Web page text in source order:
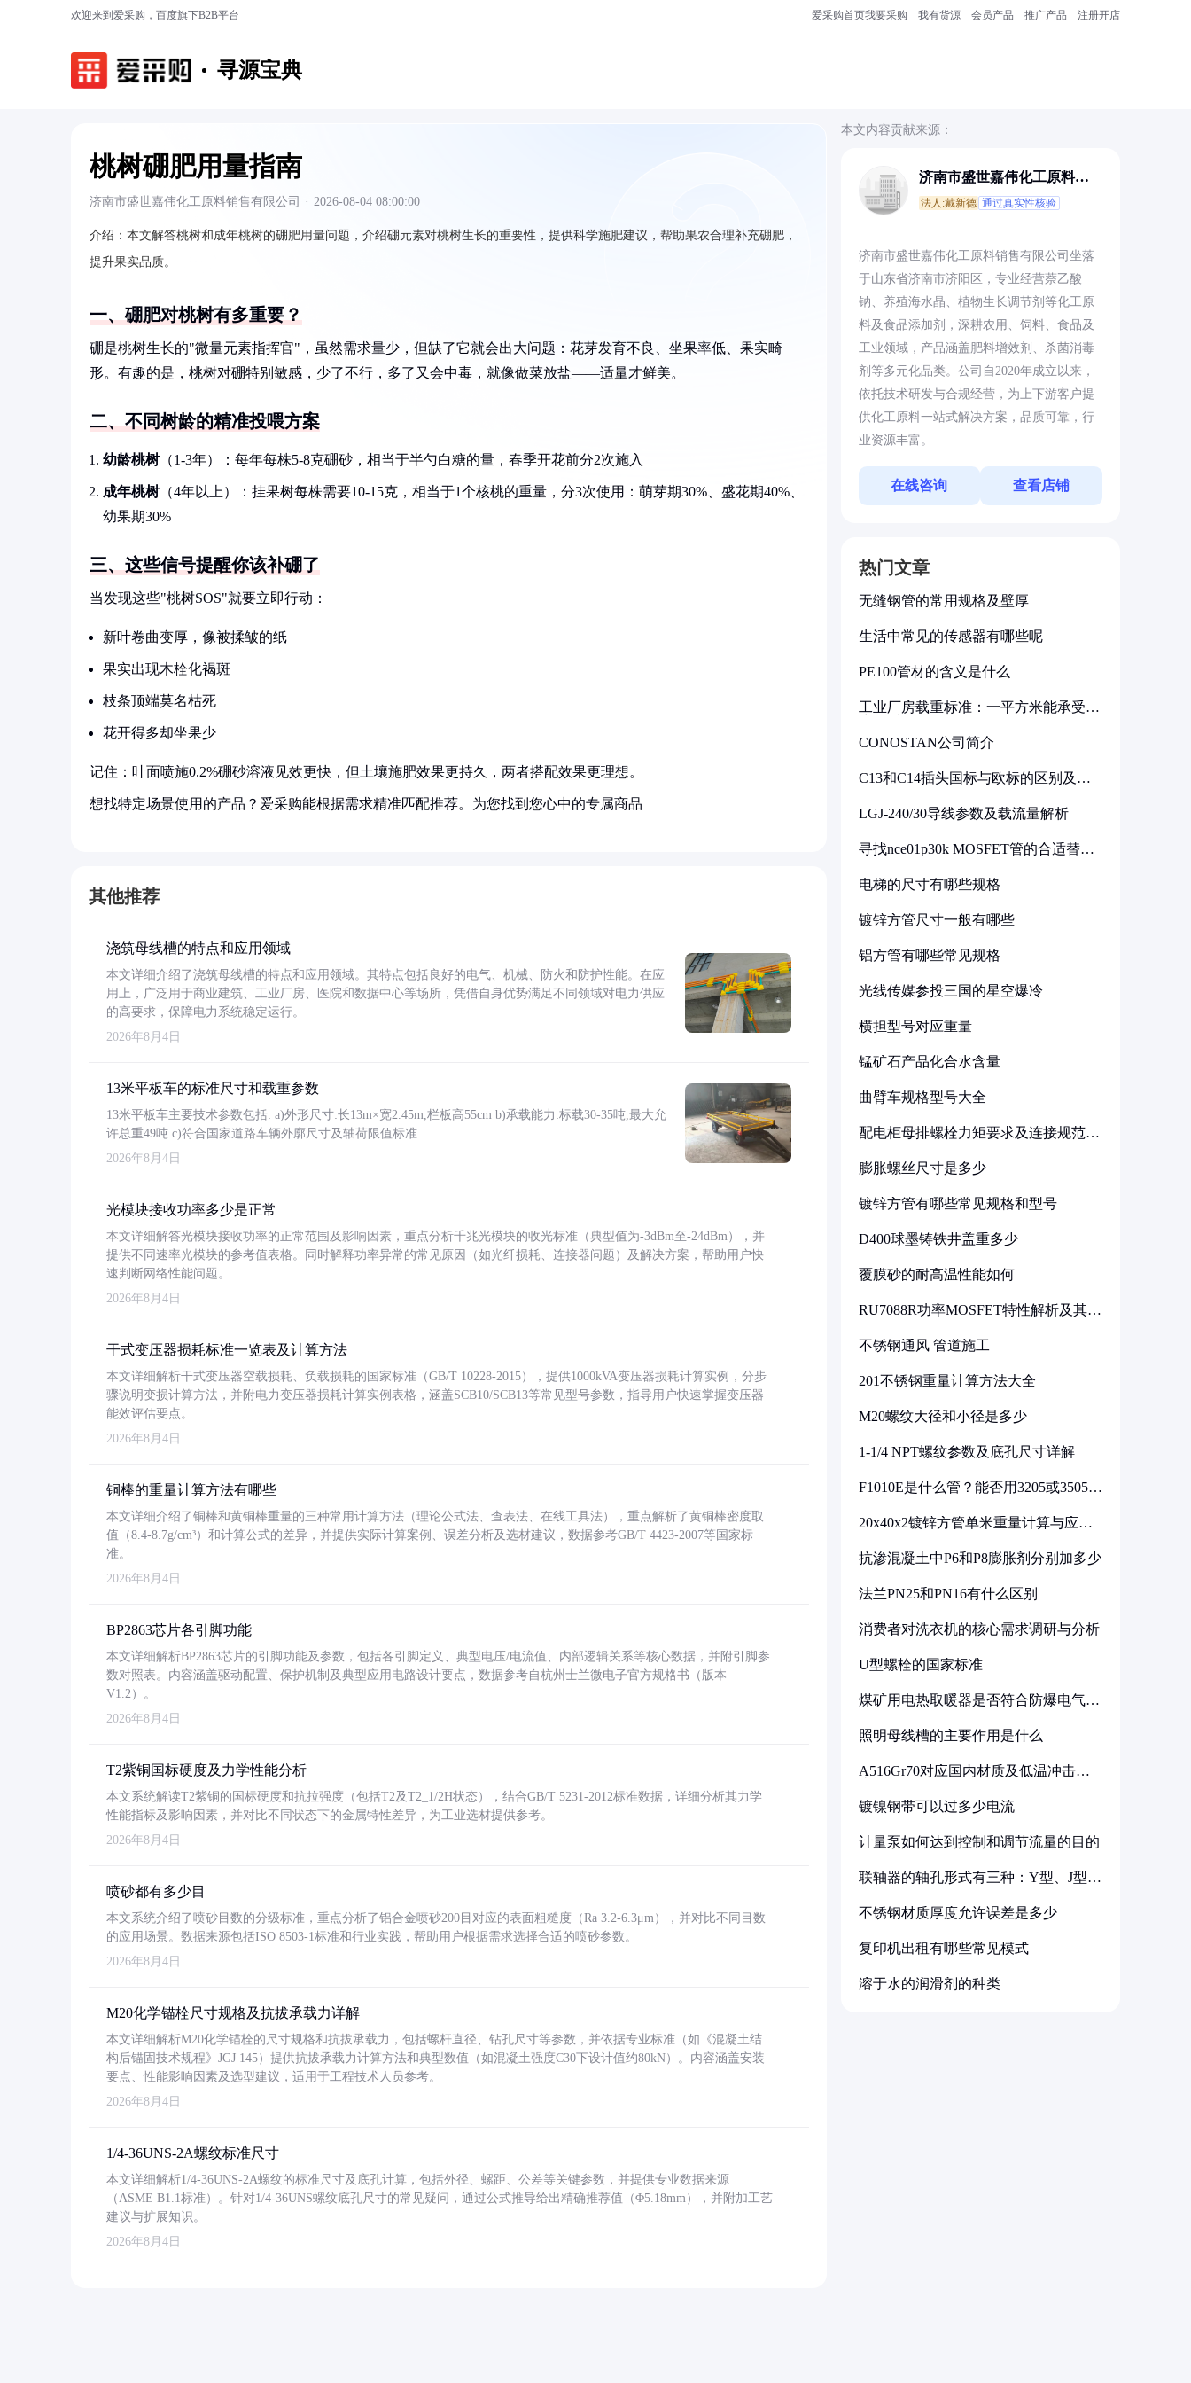
欢迎来到爱采购，百度旗下B2B平台 爱采购首页我要采购 我有货源 会员产品 推广产品 注册开店
寻源宝典
桃树硼肥用量指南
济南市盛世嘉伟化工原料销售有限公司 · 2026-08-04 08:00:00
介绍： 本文解答桃树和成年桃树的硼肥用量问题，介绍硼元素对桃树生长的重要性，提供科学施肥建议，帮助果农合理补充硼肥，
提升果实品质。
一、硼肥对桃树有多重要？
硼是桃树生长的"微量元素指挥官"，虽然需求量少，但缺了它就会出大问题：花芽发育不良、坐果率低、果实畸
形。有趣的是，桃树对硼特别敏感，少了不行，多了又会中毒，就像做菜放盐——适量才鲜美。
二、不同树龄的精准投喂方案
幼龄桃树（1-3年）：每年每株5-8克硼砂，相当于半勺白糖的量，春季开花前分2次施入
成年桃树（4年以上）：挂果树每株需要10-15克，相当于1个核桃的重量，分3次使用：萌芽期30%、盛花期40%、
幼果期30%
三、这些信号提醒你该补硼了
当发现这些"桃树SOS"就要立即行动：
新叶卷曲变厚，像被揉皱的纸
果实出现木栓化褐斑
枝条顶端莫名枯死
花开得多却坐果少
记住：叶面喷施0.2%硼砂溶液见效更快，但土壤施肥效果更持久，两者搭配效果更理想。
想找特定场景使用的产品？爱采购能根据需求精准匹配推荐。为您找到您心中的专属商品
其他推荐
浇筑母线槽的特点和应用领域
本文详细介绍了浇筑母线槽的特点和应用领域。其特点包括良好的电气、机械、防火和防护性能。在应
用上，广泛用于商业建筑、工业厂房、医院和数据中心等场所，凭借自身优势满足不同领域对电力供应
的高要求，保障电力系统稳定运行。
2026年8月4日
13米平板车的标准尺寸和载重参数
13米平板车主要技术参数包括: a)外形尺寸:长13m×宽2.45m,栏板高55cm b)承载能力:标载30-35吨,最大允
许总重49吨 c)符合国家道路车辆外廓尺寸及轴荷限值标准
2026年8月4日
光模块接收功率多少是正常
本文详细解答光模块接收功率的正常范围及影响因素，重点分析千兆光模块的收光标准（典型值为-3dBm至-24dBm），并
提供不同速率光模块的参考值表格。同时解释功率异常的常见原因（如光纤损耗、连接器问题）及解决方案，帮助用户快
速判断网络性能问题。
2026年8月4日
干式变压器损耗标准一览表及计算方法
本文详细解析干式变压器空载损耗、负载损耗的国家标准（GB/T 10228-2015），提供1000kVA变压器损耗计算实例，分步
骤说明变损计算方法，并附电力变压器损耗计算实例表格，涵盖SCB10/SCB13等常见型号参数，指导用户快速掌握变压器
能效评估要点。
2026年8月4日
铜棒的重量计算方法有哪些
本文详细介绍了铜棒和黄铜棒重量的三种常用计算方法（理论公式法、查表法、在线工具法），重点解析了黄铜棒密度取
值（8.4-8.7g/cm³）和计算公式的差异，并提供实际计算案例、误差分析及选材建议，数据参考GB/T 4423-2007等国家标
准。
2026年8月4日
BP2863芯片各引脚功能
本文详细解析BP2863芯片的引脚功能及参数，包括各引脚定义、典型电压/电流值、内部逻辑关系等核心数据，并附引脚参
数对照表。内容涵盖驱动配置、保护机制及典型应用电路设计要点，数据参考自杭州士兰微电子官方规格书（版本
V1.2）。
2026年8月4日
T2紫铜国标硬度及力学性能分析
本文系统解读T2紫铜的国标硬度和抗拉强度（包括T2及T2_1/2H状态），结合GB/T 5231-2012标准数据，详细分析其力学
性能指标及影响因素，并对比不同状态下的金属特性差异，为工业选材提供参考。
2026年8月4日
喷砂都有多少目
本文系统介绍了喷砂目数的分级标准，重点分析了铝合金喷砂200目对应的表面粗糙度（Ra 3.2-6.3μm），并对比不同目数
的应用场景。数据来源包括ISO 8503-1标准和行业实践，帮助用户根据需求选择合适的喷砂参数。
2026年8月4日
M20化学锚栓尺寸规格及抗拔承载力详解
本文详细解析M20化学锚栓的尺寸规格和抗拔承载力，包括螺杆直径、钻孔尺寸等参数，并依据专业标准（如《混凝土结
构后锚固技术规程》JGJ 145）提供抗拔承载力计算方法和典型数值（如混凝土强度C30下设计值约80kN）。内容涵盖安装
要点、性能影响因素及选型建议，适用于工程技术人员参考。
2026年8月4日
1/4-36UNS-2A螺纹标准尺寸
本文详细解析1/4-36UNS-2A螺纹的标准尺寸及底孔计算，包括外径、螺距、公差等关键参数，并提供专业数据来源
（ASME B1.1标准）。针对1/4-36UNS螺纹底孔尺寸的常见疑问，通过公式推导给出精确推荐值（Φ5.18mm），并附加工艺
建议与扩展知识。
2026年8月4日
本文内容贡献来源：
济南市盛世嘉伟化工原料销
法人:戴新德 通过真实性核验
济南市盛世嘉伟化工原料销售有限公司坐落
于山东省济南市济阳区，专业经营萘乙酸
钠、养殖海水晶、植物生长调节剂等化工原
料及食品添加剂，深耕农用、饲料、食品及
工业领域，产品涵盖肥料增效剂、杀菌消毒
剂等多元化品类。公司自2020年成立以来，
依托技术研发与合规经营，为上下游客户提
供化工原料一站式解决方案，品质可靠，行
业资源丰富。
在线咨询 查看店铺
热门文章
无缝钢管的常用规格及壁厚
生活中常见的传感器有哪些呢
PE100管材的含义是什么
工业厂房载重标准：一平方米能承受多
CONOSTAN公司简介
C13和C14插头国标与欧标的区别及其
LGJ-240/30导线参数及载流量解析
寻找nce01p30k MOSFET管的合适替代
电梯的尺寸有哪些规格
镀锌方管尺寸一般有哪些
铝方管有哪些常见规格
光线传媒参投三国的星空爆冷
横担型号对应重量
锰矿石产品化合水含量
曲臂车规格型号大全
配电柜母排螺栓力矩要求及连接规范详
膨胀螺丝尺寸是多少
镀锌方管有哪些常见规格和型号
D400球墨铸铁井盖重多少
覆膜砂的耐高温性能如何
RU7088R功率MOSFET特性解析及其在
不锈钢通风 管道施工
201不锈钢重量计算方法大全
M20螺纹大径和小径是多少
1-1/4 NPT螺纹参数及底孔尺寸详解
F1010E是什么管？能否用3205或3505代
20x40x2镀锌方管单米重量计算与应用
抗渗混凝土中P6和P8膨胀剂分别加多少
法兰PN25和PN16有什么区别
消费者对洗衣机的核心需求调研与分析
U型螺栓的国家标准
煤矿用电热取暖器是否符合防爆电气设
照明母线槽的主要作用是什么
A516Gr70对应国内材质及低温冲击要
镀镍钢带可以过多少电流
计量泵如何达到控制和调节流量的目的
联轴器的轴孔形式有三种：Y型、J型、
不锈钢材质厚度允许误差是多少
复印机出租有哪些常见模式
溶于水的润滑剂的种类